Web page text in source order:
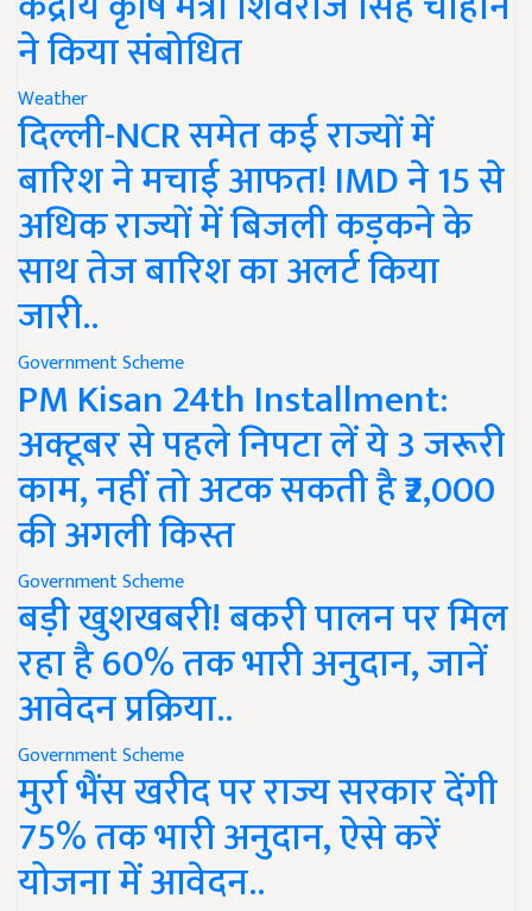
ने किया संबोधित
Weather
दिल्ली-NCR समेत कई राज्यों में
बारिश ने मचाई आफत! IMD ने 15 से
अधिक राज्यों में बिजली कड़कने के
साथ तेज बारिश का अलर्ट किया
जारी..
Government Scheme
PM Kisan 24th Installment:
अक्टूबर से पहले निपटा लें ये 3 जरूरी
काम, नहीं तो अटक सकती है ₹2,000
की अगली किस्त
Government Scheme
बड़ी खुशखबरी! बकरी पालन पर मिल
रहा है 60% तक भारी अनुदान, जानें
आवेदन प्रक्रिया..
Government Scheme
मुर्रा भैंस खरीद पर राज्य सरकार देंगी
75% तक भारी अनुदान, ऐसे करें
योजना में आवेदन..